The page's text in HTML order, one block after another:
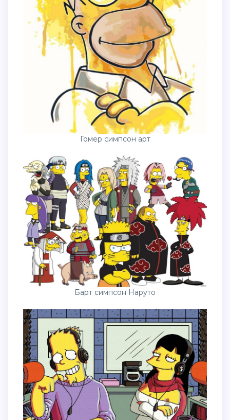
Гомер симпсон арт
Барт симпсон Наруто